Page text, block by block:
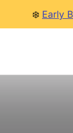
❄️ Early